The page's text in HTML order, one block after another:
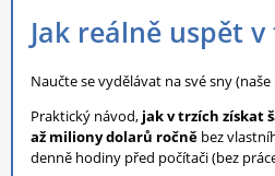
Jak reálně uspět
Naučte se vydělávat na své sny
Praktický návod, jak v trzích získat
až miliony dolarů ročně bez
denně hodiny před počítači (bez